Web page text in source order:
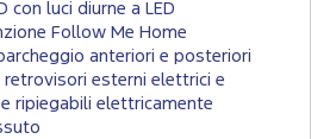
con luci diurne a LED
Follow Me Home
anteriori e posteriori
retrovisori esterni elettrici e
ripiegabili elettricamente